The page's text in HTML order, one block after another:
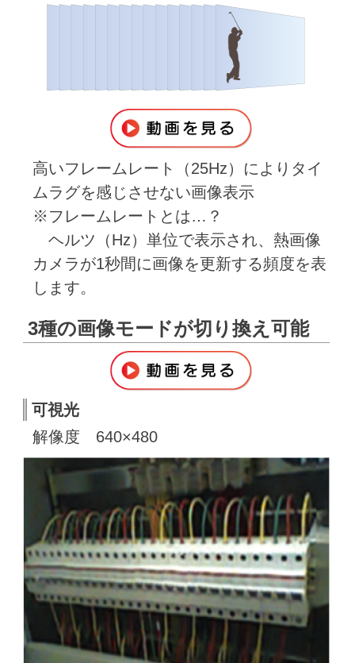
高いフレームレート（25Hz）によりタイ
ムラグを感じさせない画像表示
※フレームレートとは…？
ヘルツ（Hz）単位で表示され、熱画像
カメラが1秒間に画像を更新する頻度を表
します。
3種の画像モードが切り換え可能
可視光
解像度 640×480